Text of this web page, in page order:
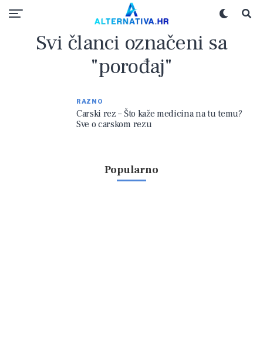
Svi članci označeni sa
"porođaj"
RAZNO
Carski rez – Što kaže medicina na tu temu?
Sve o carskom rezu
Popularno